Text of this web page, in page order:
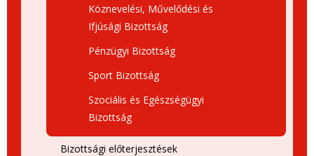
Köznevelési, Művelődési és
Ifjúsági Bizottság
Pénzügyi Bizottság
Sport Bizottság
Szociális és Egészségügyi
Bizottság
Bizottsági előterjesztések